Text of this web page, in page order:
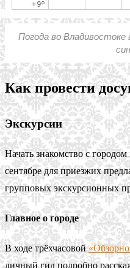
Погода во Владивостоке
Как провести
Экскурсии
Начать знакомство с
сентябре для приезжих
групповых экскурсионных
Главное о городе
В ходе трёхчасовой
личный гид подробно